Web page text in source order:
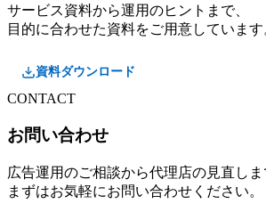
サービス資料から運用のヒントまで、
目的に合わせた資料をご用意しています
資料ダウンロード
CONTACT
お問い合わせ
広告運用のご相談から代理店の見直しま
まずはお気軽にお問い合わせください。